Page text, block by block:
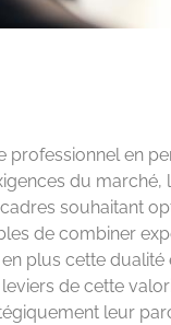
professionnel en
du
souhaitant
de combiner
plus cette
de cette
leur